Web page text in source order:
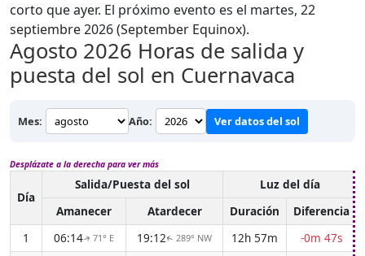
corto que ayer. El próximo evento es el martes, 22
septiembre 2026 (September Equinox).
Agosto 2026 Horas de salida y
puesta del sol en Cuernavaca
Mes: Año: Ver datos del sol
Desplázate a la derecha para ver más
Día
Salida/Puesta del sol Luz del día
Amanecer
Atardecer Duración
Diferencia
1
06:14↑71° E 19:12↑ 289° NW 12h 57m
-0m 47s